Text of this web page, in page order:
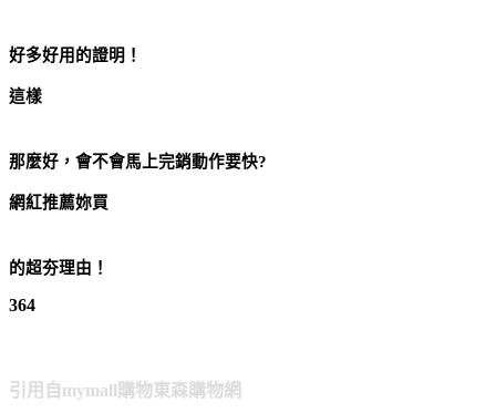
好多好用的證明！
這樣
那麼好，會不會馬上完銷動作要快?
網紅推薦妳買
的超夯理由！
364
引用自mymall購物東森購物網